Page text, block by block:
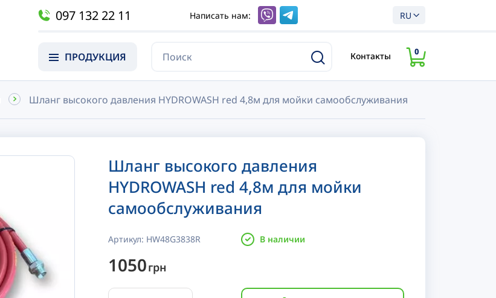
097 132 22 11 Написать нам: RU
ПРОДУКЦИЯ Контакты 0
Шланг высокого давления HYDROWASH red 4,8м для мойки самообслуживания
Шланг высокого давления
HYDROWASH red 4,8м для мойки
самообслуживания
Артикул: HW48G3838R В наличии
1050грн